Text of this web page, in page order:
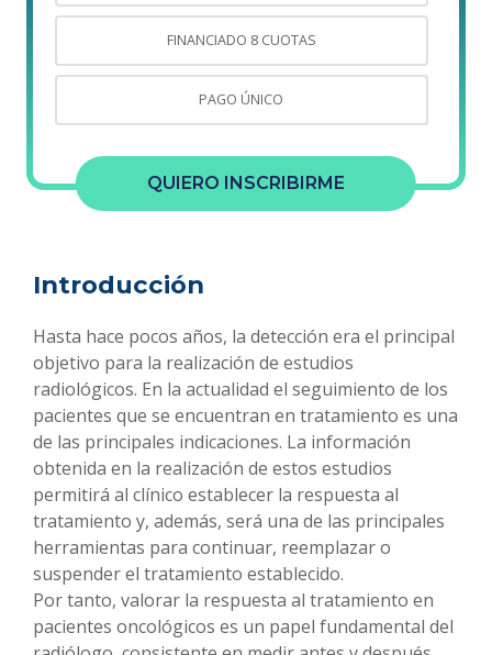
FINANCIADO 8 CUOTAS
PAGO ÚNICO
QUIERO INSCRIBIRME
Introducción
Hasta hace pocos años, la detección era el principal
objetivo para la realización de estudios
radiológicos. En la actualidad el seguimiento de los
pacientes que se encuentran en tratamiento es una
de las principales indicaciones. La información
obtenida en la realización de estos estudios
permitirá al clínico establecer la respuesta al
tratamiento y, además, será una de las principales
herramientas para continuar, reemplazar o
suspender el tratamiento establecido.
Por tanto, valorar la respuesta al tratamiento en
pacientes oncológicos es un papel fundamental del